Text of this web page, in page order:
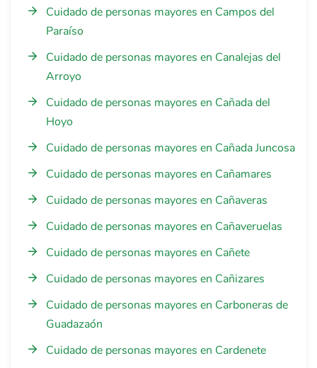
Cuidado de personas mayores en Campos del
Paraíso
Cuidado de personas mayores en Canalejas del
Arroyo
Cuidado de personas mayores en Cañada del
Hoyo
Cuidado de personas mayores en Cañada Juncosa
Cuidado de personas mayores en Cañamares
Cuidado de personas mayores en Cañaveras
Cuidado de personas mayores en Cañaveruelas
Cuidado de personas mayores en Cañete
Cuidado de personas mayores en Cañizares
Cuidado de personas mayores en Carboneras de
Guadazaón
Cuidado de personas mayores en Cardenete